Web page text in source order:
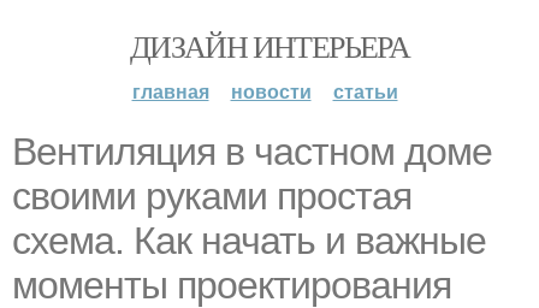
ДИЗАЙН ИНТЕРЬЕРА
главная новости статьи
Вентиляция в частном доме
своими руками простая
схема. Как начать и важные
моменты проектирования